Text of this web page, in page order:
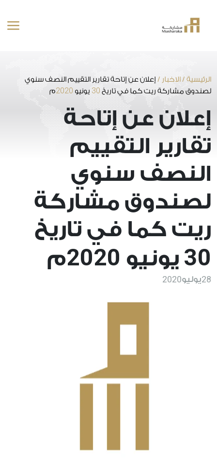
المحتوى
الرئيسية /الاخبار / إعلان عن إتاحة تقارير التقييم النصف سنوي
لصندوق مشاركة ريت كما في تاريخ 30 يونيو 2020م
إعلان عن إتاحة
تقارير التقييم
النصف سنوي
لصندوق مشاركة
ريت كما في تاريخ
30 يونيو 2020م
28يوليو2020